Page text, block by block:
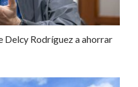
Delcy Rodríguez a ahorrar